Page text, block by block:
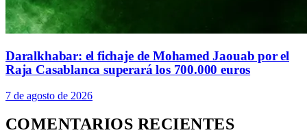
Daralkhabar: el fichaje de Mohamed Jaouab por el
Raja Casablanca superará los 700.000 euros
7 de agosto de 2026
COMENTARIOS RECIENTES